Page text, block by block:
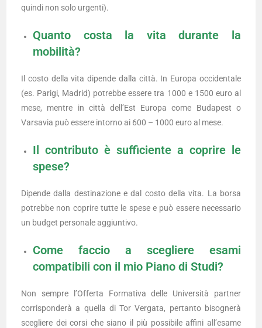
quindi non solo urgenti).
Quanto costa la vita durante la
mobilità?
Il costo della vita dipende dalla città. In Europa occidentale
(es. Parigi, Madrid) potrebbe essere tra 1000 e 1500 euro al
mese, mentre in città dell’Est Europa come Budapest o
Varsavia può essere intorno ai 600 – 1000 euro al mese.
Il contributo è sufficiente a coprire le
spese?
Dipende dalla destinazione e dal costo della vita. La borsa
potrebbe non coprire tutte le spese e può essere necessario
un budget personale aggiuntivo.
Come faccio a scegliere esami
compatibili con il mio Piano di Studi?
Non sempre l’Offerta Formativa delle Università partner
corrisponderà a quella di Tor Vergata, pertanto bisognerà
scegliere dei corsi che siano il più possibile affini all’esame